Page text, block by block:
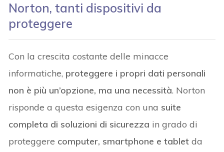
Norton, tanti dispositivi da
proteggere
Con la crescita costante delle minacce
informatiche, proteggere i propri dati personali
non è più un’opzione, ma una necessità. Norton
risponde a questa esigenza con una suite
completa di soluzioni di sicurezza in grado di
proteggere computer, smartphone e tablet da